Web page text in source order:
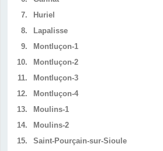
7.
Huriel
8.
Lapalisse
9.
Montluçon-1
10.
Montluçon-2
11.
Montluçon-3
12.
Montluçon-4
13.
Moulins-1
14.
Moulins-2
15.
Saint-Pourçain-sur-Sioule